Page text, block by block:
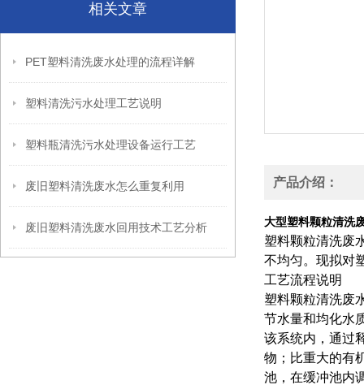
相关文章
PET塑料清洗废水处理的流程详解
塑料清洗污水处理工艺说明
塑料瓶清洗污水处理设备运行工艺
废旧塑料清洗废水怎么重复利用
废旧塑料清洗废水回用技术工艺分析
产品介绍：
大型塑料颗粒清洗
塑料颗粒清洗废
不均匀。现拟对
工艺流程说明
塑料颗粒清洗废
节水量和均化水
该系统内，通过
物；比重大的有
池，在缓冲池内